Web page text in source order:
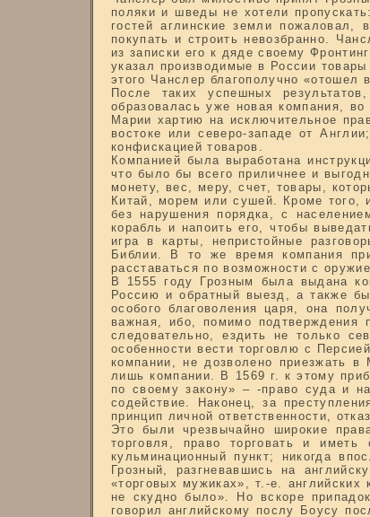
поляки и шведы не хотели
гостей аглинские земли
покупать и строить невозбранно.
из записки его к дяде своему
указал производимые в России
этого Чанслер благополучно «отошел
После таких успешных
образовалась уже новая компания,
Марии хартию на исключительное
востоке или северо-западе от
конфискацией товаров.
Компанией была выработана
что было бы всего приличнее и
монету, вес, меру, счет, товары,
Китай, морем или сушей. Кроме того,
без нарушения порядка, с
корабль и напоить его, чтобы
игра в карты, непристойные
Библии. В то же время компания
расставаться по возможности с
В 1555 году Грозным была выдана
Россию и обратный выезд, а также
особого благоволения царя, она
важная, ибо, помимо подтверждения
следовательно, ездить не только
особенности вести торговлю с
компании, не дозволено приезжать
лишь компании. В 1569 г. к этому
по своему закону» – -право суда и
содействие. Наконец, за
принцип личной ответственности,
Это были чрезвычайно широкие
торговля, право торговать и
кульминационный пункт; никогда
Грозный, разгневавшись на
«торговых мужиках», т.-е. английских
не скудно было». Но вскоре
говорил английскому послу Боусу